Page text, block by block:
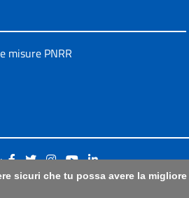
misure PNRR
sicuri che tu possa avere la